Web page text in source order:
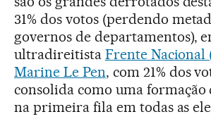
31% dos votos (perdendo
governos de departamentos),
ultradireitista Frente Nacional
Marine Le Pen, com 21% dos
consolida como uma formação
na primeira fila em todas as